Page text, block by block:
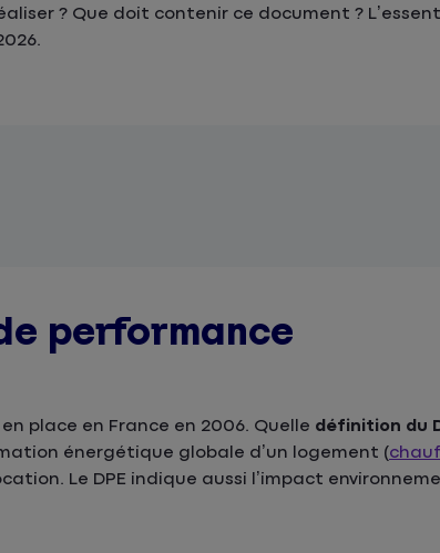
? Que doit contenir ce document ?
performance
place en France en 2006. Quelle définition du
énergétique globale d’un logement (
Le DPE indique aussi l’impact